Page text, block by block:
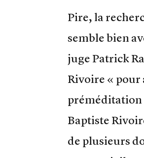
Pire, la
semble bien
juge Patrick
Rivoire « pour
préméditation
Baptiste
de plusieurs